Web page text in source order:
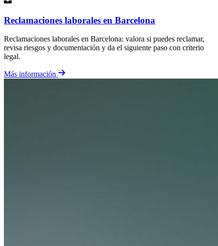
Reclamaciones laborales en Barcelona
Reclamaciones laborales en Barcelona: valora si puedes reclamar,
revisa riesgos y documentación y da el siguiente paso con criterio
legal.
Más información